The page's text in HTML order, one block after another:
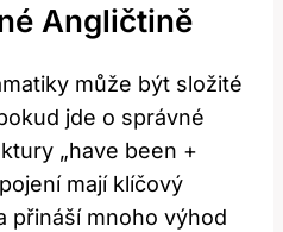
Angličtině
může být složité
jde o⁤ správné
„have ⁣been +
mají ⁣klíčový
přináší mnoho výhod